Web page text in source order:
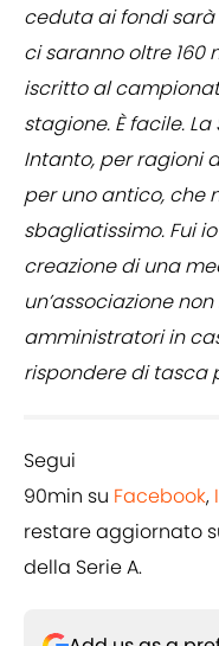
ceduta ai fondi
ci saranno oltre 160
iscritto al
stagione. È facile.
Intanto, per ragioni
per uno antico, che
sbagliatissimo. Fui
creazione di una
un’associazione
amministratori in
rispondere di tasca
Segui
90min su Facebook,
restare aggiornato
della Serie A.